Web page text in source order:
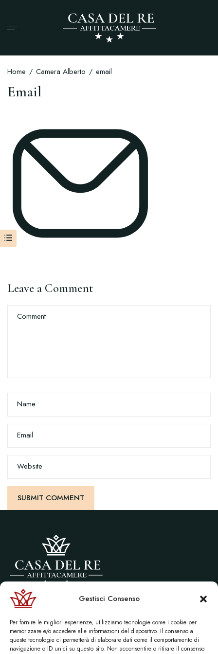
Gestisci Consenso
Per fornire le migliori esperienze, utilizziamo tecnologie come i cookie per
memorizzare e/o accedere alle informazioni del dispositivo. Il consenso a
queste tecnologie ci permetterà di elaborare dati come il comportamento di
navigazione o ID unici su questo sito. Non acconsentire o ritirare il consenso
Home Camera Alberto email
Email
Leave a Comment
Comment
Name
Email
Website
Via littorio, 10 Castel di Tusa (ME)
© 2026 Affittacamere “Casa del re” | Sito creato da:Maurizio Alfieri